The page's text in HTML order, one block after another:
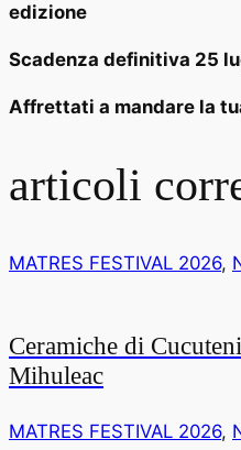
edizione
Scadenza definitiva 25
Affrettati a mandare la
articoli
MATRES FESTIVAL 2026,
Ceramiche di
Mihuleac
MATRES FESTIVAL 2026,